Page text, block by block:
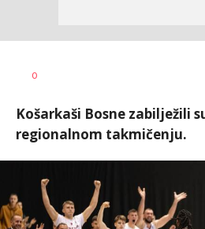
AUTOR
0
Košarkaši Bosne zabilježili
regionalnom takmičenju.